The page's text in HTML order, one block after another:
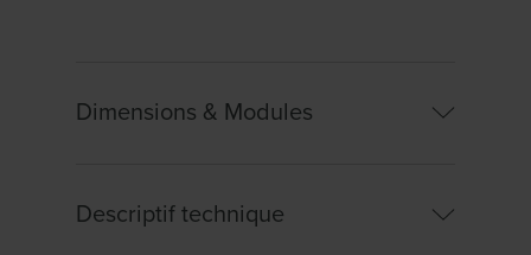
Dimensions & Modules
Largeur : 50.00cm
Descriptif technique